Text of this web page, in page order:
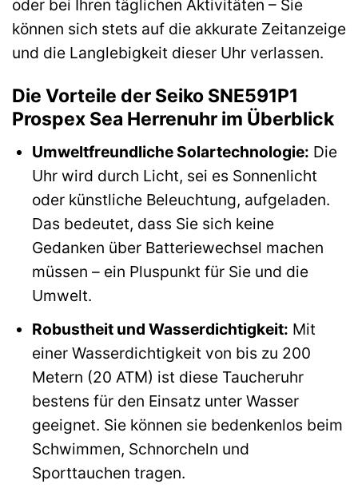
oder bei Ihren täglichen Aktivitäten – Sie
können sich stets auf die akkurate Zeitanzeige
und die Langlebigkeit dieser Uhr verlassen.
Die Vorteile der Seiko SNE591P1
Prospex Sea Herrenuhr im Überblick
Umweltfreundliche Solartechnologie: Die
Uhr wird durch Licht, sei es Sonnenlicht
oder künstliche Beleuchtung, aufgeladen.
Das bedeutet, dass Sie sich keine
Gedanken über Batteriewechsel machen
müssen – ein Pluspunkt für Sie und die
Umwelt.
Robustheit und Wasserdichtigkeit: Mit
einer Wasserdichtigkeit von bis zu 200
Metern (20 ATM) ist diese Taucheruhr
bestens für den Einsatz unter Wasser
geeignet. Sie können sie bedenkenlos beim
Schwimmen, Schnorcheln und
Sporttauchen tragen.